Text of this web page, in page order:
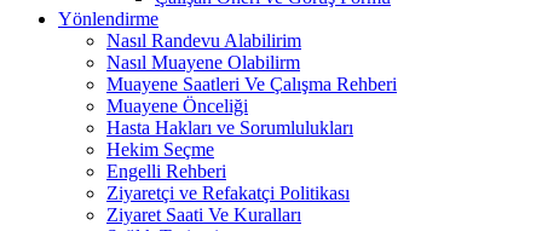
Yönlendirme
Nasıl Randevu Alabilirim
Nasıl Muayene Olabilirm
Muayene Saatleri Ve Çalışma Rehberi
Muayene Önceliği
Hasta Hakları ve Sorumlulukları
Hekim Seçme
Engelli Rehberi
Ziyaretçi ve Refakatçi Politikası
Ziyaret Saati Ve Kuralları